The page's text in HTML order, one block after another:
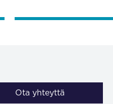
Ota yhteyttä